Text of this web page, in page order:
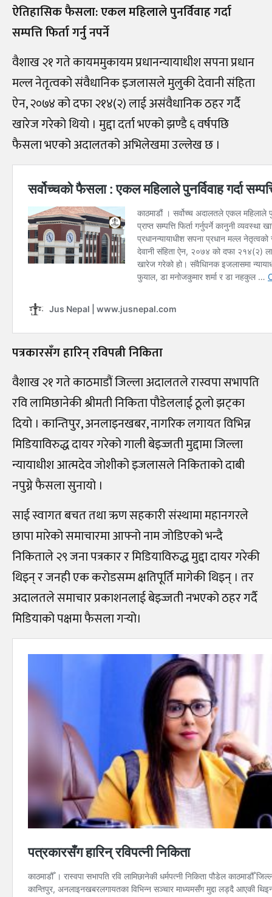
ऐतिहासिक फैसला: एकल महिलाले पुनर्विवाह गर्दा
सम्पत्ति फिर्ता गर्नु नपर्ने
वैशाख २१ गते कायममुकायम प्रधानन्यायाधीश सपना प्रधान
मल्ल नेतृत्वको संवैधानिक इजलासले मुलुकी देवानी संहिता
ऐन, २०७४ को दफा २१४(२) लाई असंवैधानिक ठहर गर्दै
खारेज गरेको थियो । मुद्दा दर्ता भएको झण्डै ६ वर्षपछि
फैसला भएको अदालतको अभिलेखमा उल्लेख छ ।
पत्रकारसँग हारिन् रविपत्नी निकिता
वैशाख २१ गते काठमाडौं जिल्ला अदालतले रास्वपा सभापति
रवि लामिछानेकी श्रीमती निकिता पौडेललाई ठूलो झट्का
दियो । कान्तिपुर, अनलाइनखबर, नागरिक लगायत विभिन्न
मिडियाविरुद्ध दायर गरेको गाली बेइज्जती मुद्दामा जिल्ला
न्यायाधीश आत्मदेव जोशीको इजलासले निकिताको दाबी
नपुग्ने फैसला सुनायो ।
साई स्वागत बचत तथा ऋण सहकारी संस्थामा महानगरले
छापा मारेको समाचारमा आफ्नो नाम जोडिएको भन्दै
निकिताले २९ जना पत्रकार र मिडियाविरुद्ध मुद्दा दायर गरेकी
थिइन् र जनही एक करोडसम्म क्षतिपूर्ति मागेकी थिइन् । तर
अदालतले समाचार प्रकाशनलाई बेइज्जती नभएको ठहर गर्दै
मिडियाको पक्षमा फैसला गर्‍यो।